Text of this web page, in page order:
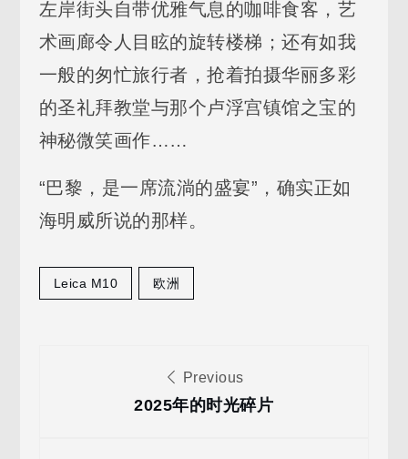
左岸街头自带优雅气息的咖啡食客，艺
术画廊令人目眩的旋转楼梯；还有如我
一般的匆忙旅行者，抢着拍摄华丽多彩
的圣礼拜教堂与那个卢浮宫镇馆之宝的
神秘微笑画作……
“巴黎，是一席流淌的盛宴”，确实正如
海明威所说的那样。
Leica M10 欧洲
Previous
2025年的时光碎片